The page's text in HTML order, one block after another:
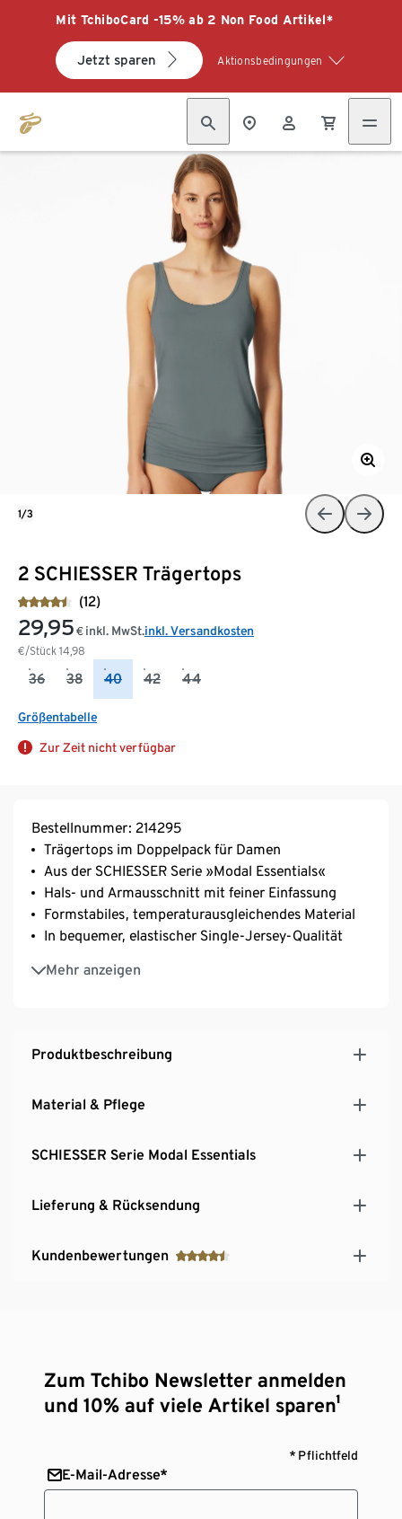
Mit TchiboCard -15% ab 2 Non Food Artikel*
Jetzt sparen Aktionsbedingungen
2 SCHIESSER Trägertops
(12)
29,95 €
€/Stück 14,98
inkl. MwSt.inkl. Versandkosten
36 38 40 42 44
Größentabelle
Zur Zeit nicht verfügbar
1/3
Bestellnummer: 214295
Trägertops im Doppelpack für Damen
Aus der SCHIESSER Serie »Modal Essentials«
Hals- und Armausschnitt mit feiner Einfassung
Formstabiles, temperaturausgleichendes Material
In bequemer, elastischer Single-Jersey-Qualität
Mehr anzeigen
Unser Model ist 172 cm groß und trägt Größe 38/M
Produktbeschreibung
Material & Pflege
SCHIESSER Serie Modal Essentials
Lieferung & Rücksendung
Kundenbewertungen
Zum Tchibo Newsletter anmelden
und 10% auf viele Artikel sparen¹
* Pflichtfeld
E-Mail-Adresse*